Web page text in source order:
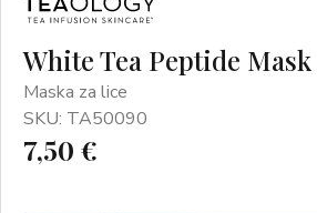
White Tea Peptide Mask
Maska za lice
SKU: TA50090
7,50 €